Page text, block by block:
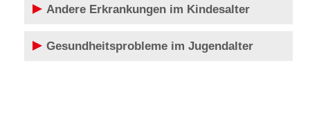
Andere Erkrankungen im Kindesalter
Gesundheitsprobleme im Jugendalter